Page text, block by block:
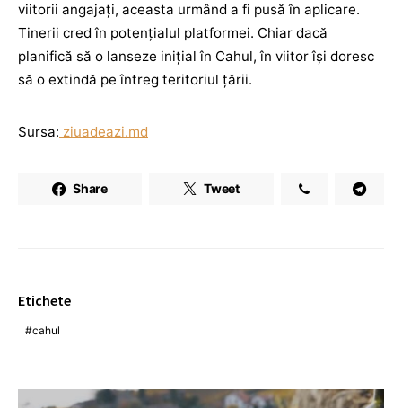
viitorii angajați, aceasta urmând a fi pusă în aplicare.
Tinerii cred în potențialul platformei. Chiar dacă
planifică să o lanseze inițial în Cahul, în viitor își doresc
să o extindă pe întreg teritoriul țării.
Sursa: ziuadeazi.md
Share Tweet
Etichete
cahul